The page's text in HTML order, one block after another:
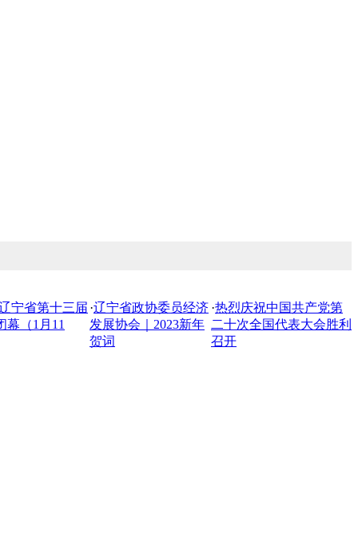
宁省第十三届
幕（1月11
·辽宁省政协委员经济
发展协会｜2023新年
贺词
·热烈庆祝中国共产党第
二十次全国代表大会胜利
召开